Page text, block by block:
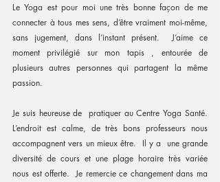
Le Yoga est pour moi une très bonne façon de me
connecter à tous mes sens, d’être vraiment moi-même,
sans jugement, dans l’instant présent.  J’aime ce
moment privilégié sur mon tapis , entourée de
plusieurs autres personnes qui partagent la même
passion.
Je suis heureuse de  pratiquer au Centre Yoga Santé.
L’endroit est calme, de très bons professeurs nous
accompagnent vers un mieux être.  Il y a  une grande
diversité de cours et une plage horaire très variée
nous est offerte.  Je remercie ce changement dans ma